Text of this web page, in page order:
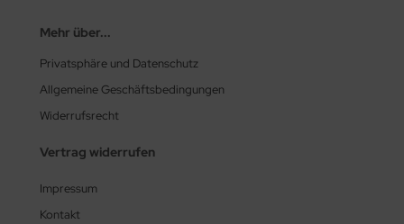
Mehr über...
Privatsphäre und Datenschutz
Allgemeine Geschäftsbedingungen
Widerrufsrecht
Vertrag widerrufen
Impressum
Kontakt